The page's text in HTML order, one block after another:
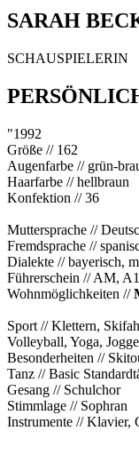
SARAH
SCHAUSPIELERIN
"1992
Größe // 162
Augenfarbe // grün-
Haarfarbe // hellbraun
Konfektion // 36
Muttersprache //
Fremdsprache //
Dialekte // bayerisch,
Führerschein // AM,
Wohnmöglichkeiten //
Sport // Klettern,
Volleyball, Yoga,
Besonderheiten //
Tanz // Basic
Gesang // Schulchor
Stimmlage // Sophran
Instrumente // Klavier,